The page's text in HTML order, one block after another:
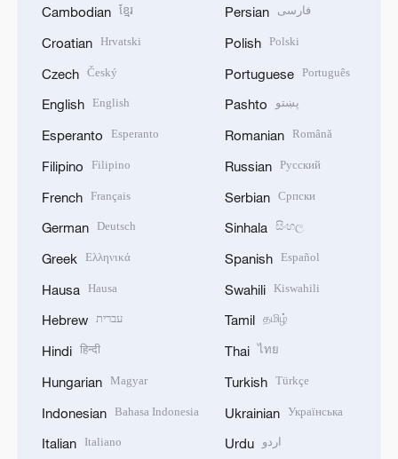
Cambodian ខ្មែរ
Croatian Hrvatski
Czech Český
English English
Esperanto Esperanto
Filipino Filipino
French Français
German Deutsch
Greek Ελληνικά
Hausa Hausa
Hebrew עברית
Hindi हिन्दी
Hungarian Magyar
Indonesian Bahasa Indonesia
Italian Italiano
Persian فارسی
Polish Polski
Portuguese Português
Pashto پښتو
Romanian Română
Russian Русский
Serbian Српски
Sinhala සිංහල
Spanish Español
Swahili Kiswahili
Tamil தமிழ்
Thai ไทย
Turkish Türkçe
Ukrainian Українська
Urdu اردو